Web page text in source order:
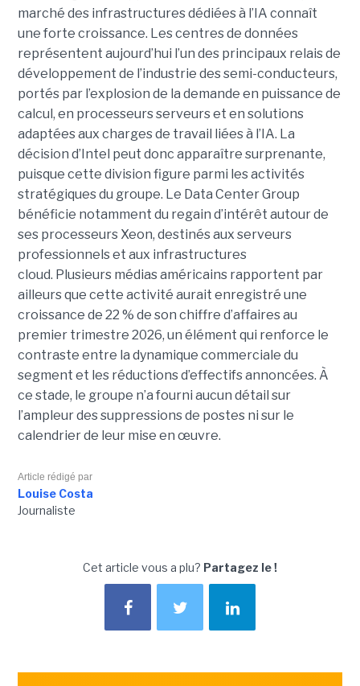
marché des infrastructures dédiées à l’IA connaît
une forte croissance. Les centres de données
représentent aujourd’hui l’un des principaux relais de
développement de l’industrie des semi-conducteurs,
portés par l’explosion de la demande en puissance de
calcul, en processeurs serveurs et en solutions
adaptées aux charges de travail liées à l’IA. La
décision d’Intel peut donc apparaître surprenante,
puisque cette division figure parmi les activités
stratégiques du groupe. Le Data Center Group
bénéficie notamment du regain d’intérêt autour de
ses processeurs Xeon, destinés aux serveurs
professionnels et aux infrastructures
cloud. Plusieurs médias américains rapportent par
ailleurs que cette activité aurait enregistré une
croissance de 22 % de son chiffre d’affaires au
premier trimestre 2026, un élément qui renforce le
contraste entre la dynamique commerciale du
segment et les réductions d’effectifs annoncées. À
ce stade, le groupe n’a fourni aucun détail sur
l’ampleur des suppressions de postes ni sur le
calendrier de leur mise en œuvre.
Article rédigé par
Louise Costa
Journaliste
Cet article vous a plu? Partagez le !